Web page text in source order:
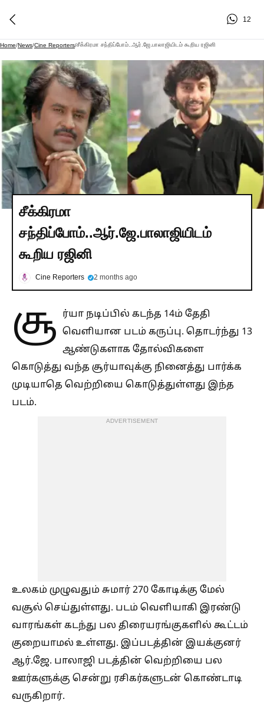
12
Home/News/Cine Reporters/சீக்கிரமா சந்திப்போம்..ஆர்.ஜே.பாலாஜியிடம் கூறிய ரஜினி
சீக்கிரமா
சந்திப்போம்..ஆர்.ஜே.பாலாஜியிடம்
கூறிய ரஜினி
Cine Reporters 2 months ago
சூ ர்யா நடிப்பில் கடந்த 14ம் தேதி
வெளியான படம் கருப்பு. தொடர்ந்து 13
ஆண்டுகளாக தோல்விகளை
கொடுத்து வந்த சூர்யாவுக்கு நினைத்து பார்க்க
முடியாதெ வெற்றியை கொடுத்துள்ளது இந்த
படம்.
ADVERTISEMENT
உலகம் முழுவதும் சுமார் 270 கோடிக்கு மேல்
வசூல் செய்துள்ளது. படம் வெளியாகி இரண்டு
வாரங்கள் கடந்து பல திரையரங்குகளில் கூட்டம்
குறையாமல் உள்ளது. இப்படத்தின் இயக்குனர்
ஆர்.ஜே. பாலாஜி படத்தின் வெற்றியை பல
ஊர்களுக்கு சென்று ரசிகர்களுடன் கொண்டாடி
வருகிறார்.